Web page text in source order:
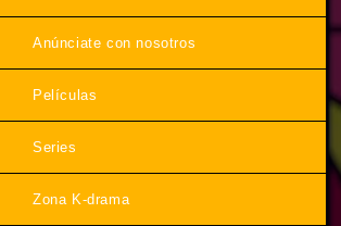
Anúnciate con nosotros
Películas
Series
Zona K-drama